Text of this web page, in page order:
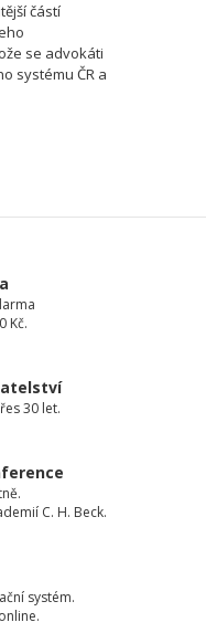
částí
se advokáti
systému ČR a
Kč.
30 let.
C. H. Beck.
systém.